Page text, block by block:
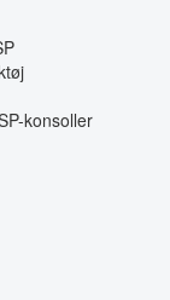
konsoller